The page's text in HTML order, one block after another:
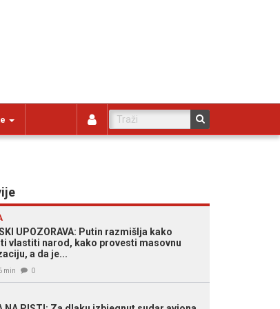
UPOZORAVA: Putin razmišlja kako
vlastiti narod, kako provesti masovnu
a da je...
min 0